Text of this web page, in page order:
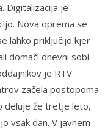
Digitalizacija je
Nova oprema se
lahko priključijo kjer
domači dnevni sobi.
je RTV
začela postopoma
deluje že tretje leto,
vsak dan. V javnem